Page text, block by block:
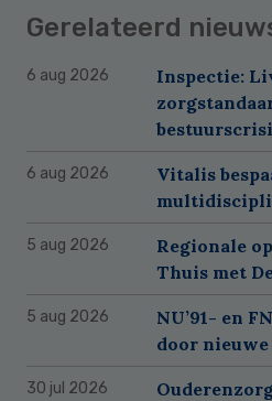
Gerelateerd
6 aug 2026
Inspectie:
6 aug 2026
Vitalis
5 aug 2026
Regionale
Thuis met
5 aug 2026
NU’91- en
door
30 jul 2026